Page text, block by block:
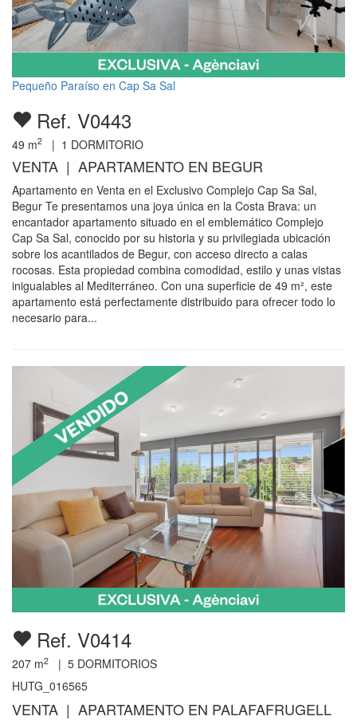
Pequeño Paraíso en Cap Sa Sal
Ref. V0443
49 m2 | 1 DORMITORIO
VENTA | APARTAMENTO EN BEGUR
Apartamento en Venta en el Exclusivo Complejo Cap Sa Sal,
Begur Te presentamos una joya única en la Costa Brava: un
encantador apartamento situado en el emblemático Complejo
Cap Sa Sal, conocido por su historia y su privilegiada ubicación
sobre los acantilados de Begur, con acceso directo a calas
rocosas. Esta propiedad combina comodidad, estilo y unas vistas
inigualables al Mediterráneo. Con una superficie de 49 m², este
apartamento está perfectamente distribuido para ofrecer todo lo
necesario para...
Ref. V0414
207 m2 | 5 DORMITORIOS
HUTG_016565
VENTA | APARTAMENTO EN PALAFAFRUGELL